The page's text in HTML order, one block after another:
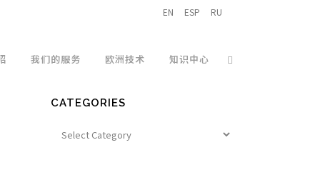
EN ESP RU
我们的服务 欧洲技术 知识中心
CATEGORIES